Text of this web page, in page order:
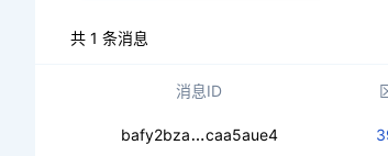
共 1 条消息
消息ID
bafy2bza caa5aue4